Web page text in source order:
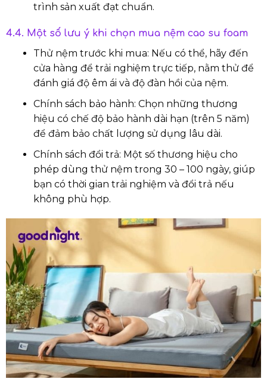
trình sản xuất đạt chuẩn.
4.4. Một số lưu ý khi chọn mua nệm cao su foam
Thử nệm trước khi mua: Nếu có thể, hãy đến
cửa hàng để trải nghiệm trực tiếp, nằm thử để
đánh giá độ êm ái và độ đàn hồi của nệm.
Chính sách bảo hành: Chọn những thương
hiệu có chế độ bảo hành dài hạn (trên 5 năm)
để đảm bảo chất lượng sử dụng lâu dài.
Chính sách đổi trả: Một số thương hiệu cho
phép dùng thử nệm trong 30 – 100 ngày, giúp
bạn có thời gian trải nghiệm và đổi trả nếu
không phù hợp.